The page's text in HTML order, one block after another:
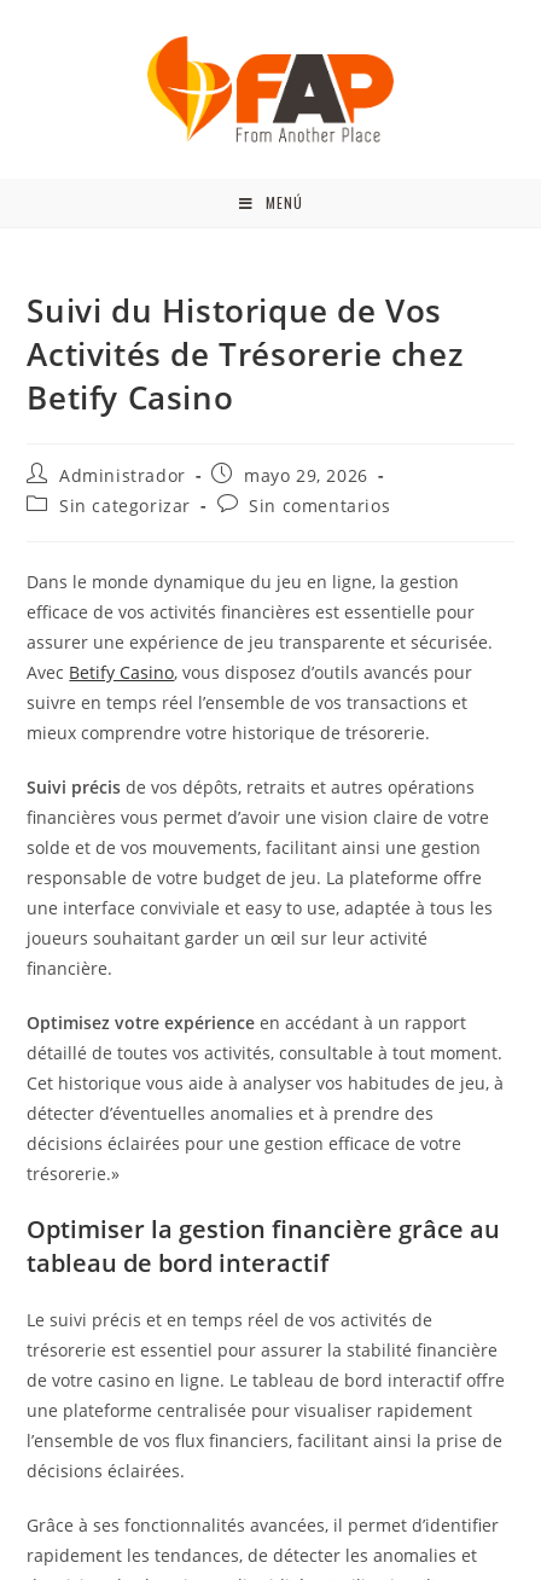
MENÚ
Suivi du Historique de Vos
Activités de Trésorerie chez
Betify Casino
Administrador
mayo 29, 2026
Sin categorizar
Sin comentarios
Dans le monde dynamique du jeu en ligne, la gestion
efficace de vos activités financières est essentielle pour
assurer une expérience de jeu transparente et sécurisée.
Avec Betify Casino, vous disposez d’outils avancés pour
suivre en temps réel l’ensemble de vos transactions et
mieux comprendre votre historique de trésorerie.
Suivi précis de vos dépôts, retraits et autres opérations
financières vous permet d’avoir une vision claire de votre
solde et de vos mouvements, facilitant ainsi une gestion
responsable de votre budget de jeu. La plateforme offre
une interface conviviale et easy to use, adaptée à tous les
joueurs souhaitant garder un œil sur leur activité
financière.
Optimisez votre expérience en accédant à un rapport
détaillé de toutes vos activités, consultable à tout moment.
Cet historique vous aide à analyser vos habitudes de jeu, à
détecter d’éventuelles anomalies et à prendre des
décisions éclairées pour une gestion efficace de votre
trésorerie.»
Optimiser la gestion financière grâce au
tableau de bord interactif
Le suivi précis et en temps réel de vos activités de
trésorerie est essentiel pour assurer la stabilité financière
de votre casino en ligne. Le tableau de bord interactif offre
une plateforme centralisée pour visualiser rapidement
l’ensemble de vos flux financiers, facilitant ainsi la prise de
décisions éclairées.
Grâce à ses fonctionnalités avancées, il permet d’identifier
rapidement les tendances, de détecter les anomalies et